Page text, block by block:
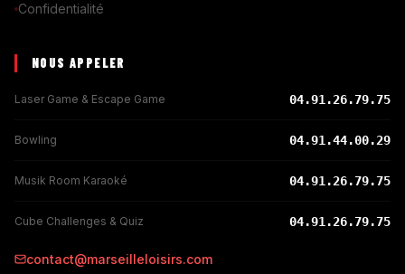
Confidentialité
NOUS APPELER
Laser Game & Escape Game 04.91.26.79.75
Bowling 04.91.44.00.29
Musik Room Karaoké 04.91.26.79.75
Cube Challenges & Quiz 04.91.26.79.75
contact@marseilleloisirs.com